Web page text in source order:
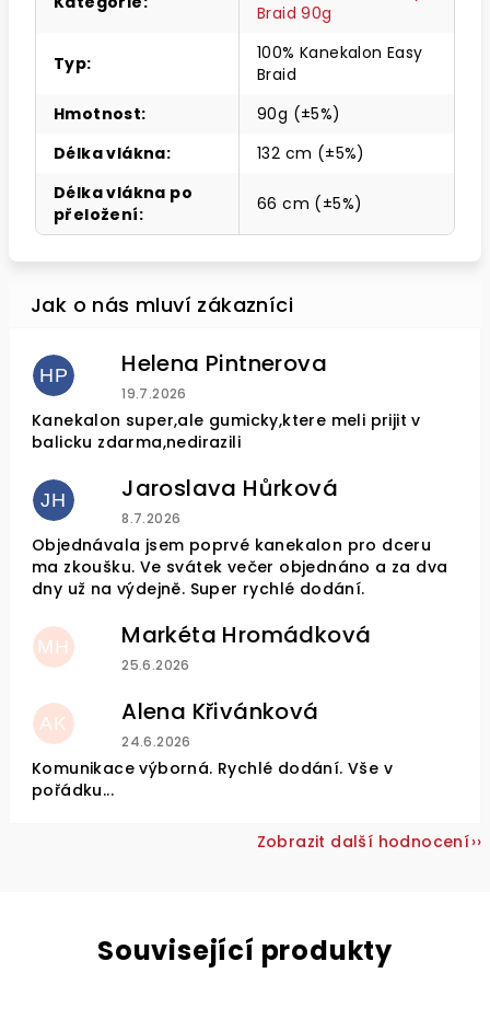
Braid 90g
Typ:
100% Kanekalon Easy
Braid
Hmotnost:
90g (±5%)
Délka vlákna:
132 cm (±5%)
Délka vlákna po
přeložení: 66 cm (±5%)
HP Helena Pintnerova
Hodnocení obchodu je 4 z 5 hvězdiček.
19.7.2026
Kanekalon super,ale gumicky,ktere meli prijit v
balicku zdarma,nedirazili
JH Jaroslava Hůrková
Hodnocení obchodu je 5 z 5 hvězdiček.
8.7.2026
Objednávala jsem poprvé kanekalon pro dceru
ma zkoušku. Ve svátek večer objednáno a za dva
dny už na výdejně. Super rychlé dodání.
MH Markéta Hromádková
Hodnocení obchodu je 5 z 5 hvězdiček.
25.6.2026
AK Alena Křivánková
Hodnocení obchodu je 5 z 5 hvězdiček.
24.6.2026
Komunikace výborná. Rychlé dodání. Vše v
pořádku...
Zobrazit další hodnocení
Související produkty